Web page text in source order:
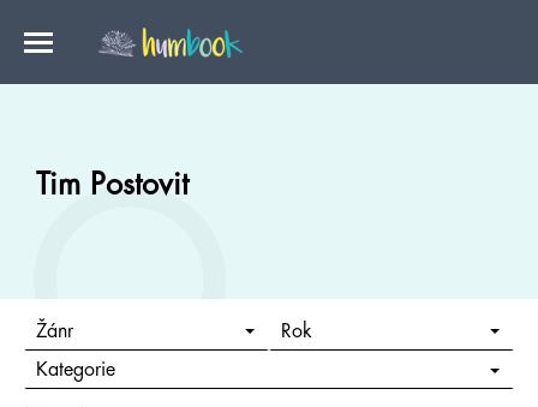
Tim Postovit
Žánr Rok
Kategorie